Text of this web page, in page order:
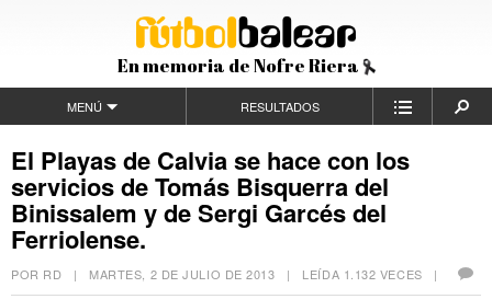
En memoria de Nofre Riera
MENÚ RESULTADOS
El Playas de Calvia se hace con los
servicios de Tomás Bisquerra del
Binissalem y de Sergi Garcés del
Ferriolense.
POR RD | MARTES, 2 DE JULIO DE 2013 | LEÍDA 1.132 VECES |